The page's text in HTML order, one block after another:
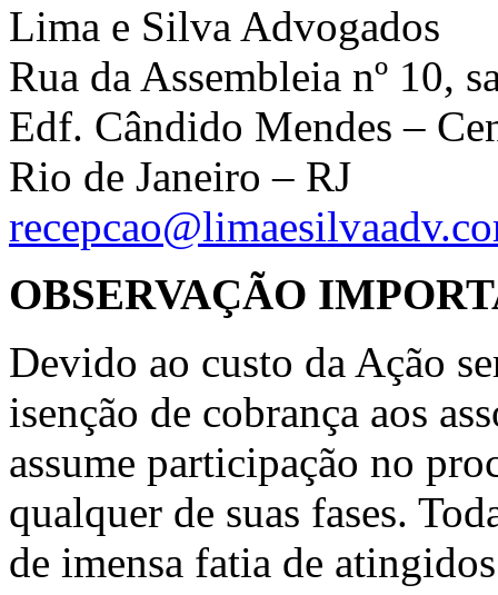
Lima e Silva Advogados
Rua da Assembleia nº 10,
Edf. Cândido Mendes –
Rio de Janeiro – RJ
OBSERVAÇÃO
Devido ao custo da Ação
isenção de cobrança aos
assume participação no
qualquer de suas fases.
de imensa fatia de